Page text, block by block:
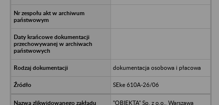
dokumentacja osobowa i płacowa
SEke 610A-26/06
"OBIEKTA" Sp. z o.o., Warszawa